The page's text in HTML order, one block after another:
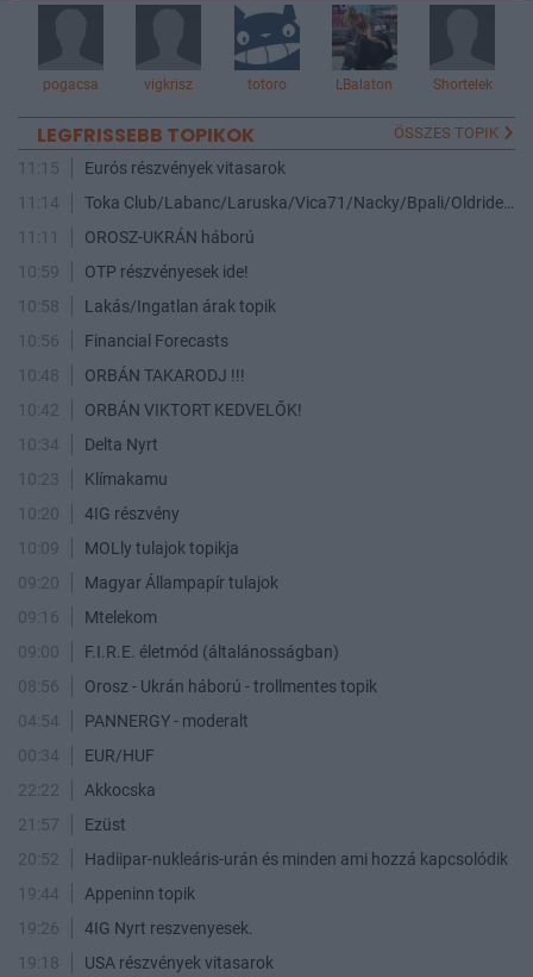
pogacsa vigkrisz totoro LBalaton Shortelek
LEGFRISSEBB TOPIKOK ÖSSZES TOPIK
11:15
Eurós részvények vitasarok
11:14
Toka Club/Labanc/Laruska/Vica71/Nacky/Bpali/Oldrider/Josefernando/Mcbull/Kawaszabi
11:11
OROSZ-UKRÁN háború
10:59
OTP részvényesek ide!
10:58
Lakás/Ingatlan árak topik
10:56
Financial Forecasts
10:48
ORBÁN TAKARODJ !!!
10:42
ORBÁN VIKTORT KEDVELŐK!
10:34
Delta Nyrt
10:23
Klímakamu
10:20
4IG részvény
10:09
MOLly tulajok topikja
09:20
Magyar Állampapír tulajok
09:16
Mtelekom
09:00
F.I.R.E. életmód (általánosságban)
08:56
Orosz - Ukrán háború - trollmentes topik
04:54
PANNERGY - moderalt
00:34
EUR/HUF
22:22
Akkocska
21:57
Ezüst
20:52
Hadiipar-nukleáris-urán és minden ami hozzá kapcsolódik
19:44
Appeninn topik
19:26
4IG Nyrt reszvenyesek.
19:18
USA részvények vitasarok